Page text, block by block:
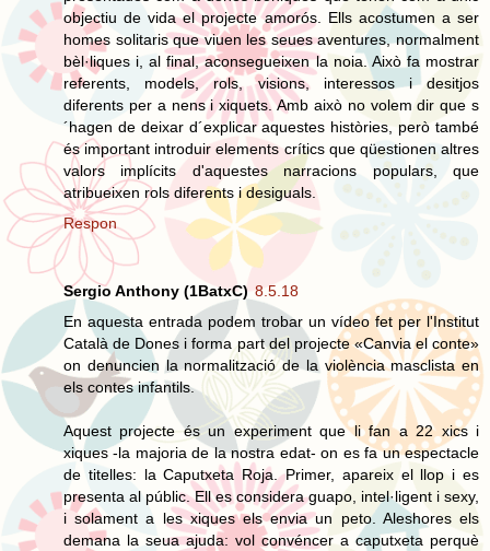
objectiu de vida el projecte amorós. Ells acostumen a ser
homes solitaris que viuen les seues aventures, normalment
bèl·liques i, al final, aconsegueixen la noia. Això fa mostrar
referents, models, rols, visions, interessos i desitjos
diferents per a nens i xiquets. Amb això no volem dir que s
´hagen de deixar d´explicar aquestes històries, però també
és important introduir elements crítics que qüestionen altres
valors implícits d'aquestes narracions populars, que
atribueixen rols diferents i desiguals.
Respon
Sergio Anthony (1BatxC) 8.5.18
En aquesta entrada podem trobar un vídeo fet per l'Institut
Català de Dones i forma part del projecte «Canvia el conte»
on denuncien la normalització de la violència masclista en
els contes infantils.
Aquest projecte és un experiment que li fan a 22 xics i
xiques -la majoria de la nostra edat- on es fa un espectacle
de titelles: la Caputxeta Roja. Primer, apareix el llop i es
presenta al públic. Ell es considera guapo, intel·ligent i sexy,
i solament a les xiques els envia un peto. Aleshores els
demana la seua ajuda: vol convéncer a caputxeta perquè